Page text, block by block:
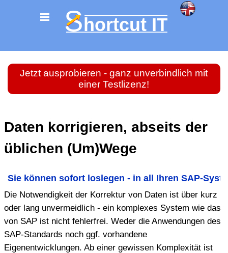
Jetzt ausprobieren - ganz unverbindlich mit
einer Testlizenz!
Daten korrigieren, abseits der
üblichen (Um)Wege
Sie können sofort os egen - in a I hren SAP-Syst
Die Notwendigkeit der Korrektur von Daten ist über kurz
oder lang unvermeidlich - ein komplexes System wie das
von SAP ist nicht fehlerfrei. Weder die Anwendungen des
SAP-Standards noch ggf. vorhandene
Eigenentwicklungen. Ab einer gewissen Komplexität ist